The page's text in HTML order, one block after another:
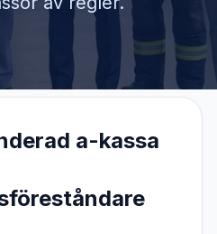
a-kassa